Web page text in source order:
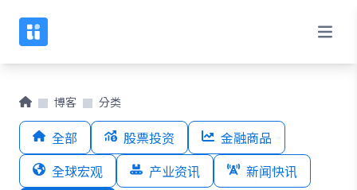
博客 分类
全部 股票投资
金融商品
全球宏观
产业资讯
新闻快讯